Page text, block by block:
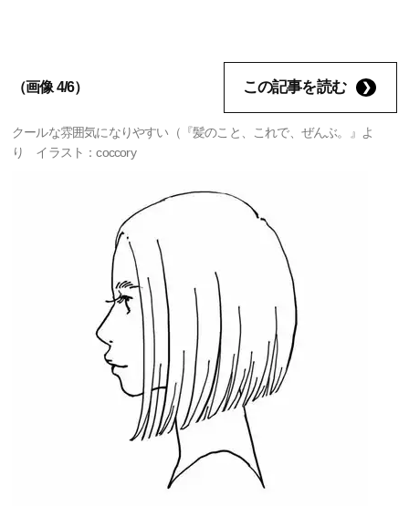
（画像 4/6） この記事を読む
クールな雰囲気になりやすい（『髪のこと、これで、ぜんぶ。』よ
り イラスト：coccory